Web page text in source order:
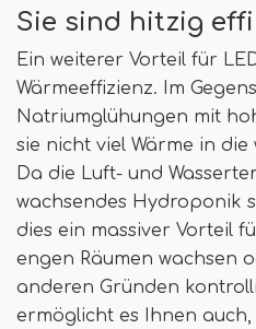
Sie sind hitzig
Ein weiterer Vorteil für
Wärmeeffizienz. Im
Natriumglühungen mit
sie nicht viel Wärme in
Da die Luft- und
wachsendes Hydroponik
dies ein massiver Vorteil
engen Räumen wachsen
anderen Gründen
ermöglicht es Ihnen